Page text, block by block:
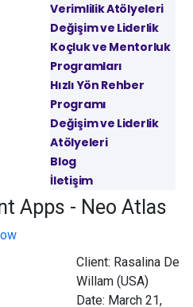
Verimlilik Atölyeleri
Değişim ve Liderlik
Koçluk ve Mentorluk
Programları
Hızlı Yön Rehber
Programı
Değişim ve Liderlik
Atölyeleri
Blog
İletişim
Apps - Neo Atlas
Client: Rasalina De
Willam (USA)
Date: March 21,